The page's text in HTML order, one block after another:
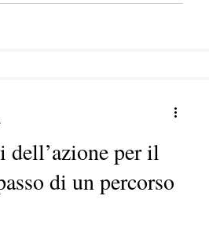
dell’azione per il
di un percorso